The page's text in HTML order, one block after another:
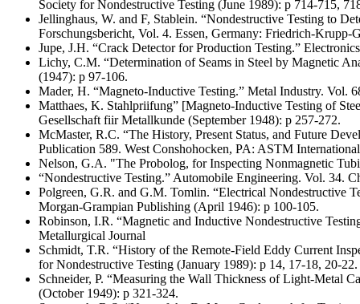
Society for Nondestructive Testing (June 1989): p 714-715,
Jellinghaus, W. and F, Stablein. “Nondestructive Testing to
Forschungsbericht, Vol. 4. Essen, Germany: Friedrich-
Jupe, J.H. “Crack Detector for Production Testing.”
Lichy, C.M. “Determination of Seams in Steel by Magnetic
(1947): p 97-106.
Mader, H. “Magneto-Inductive Testing.” Metal Industry. Vol.
Matthaes, K. Stahlpriifung” [Magneto-Inductive Testing of
Gesellschaft fiir Metallkunde (September 1948): p 257-272.
McMaster, R.C. “The History, Present Status, and Future
Publication 589. West Conshohocken, PA: ASTM
Nelson, G.A. "The Probolog, for Inspecting Nonmagnetic
“Nondestructive Testing.” Automobile Engineering. Vol. 34.
Polgreen, G.R. and G.M. Tomlin. “Electrical Nondestructive
Morgan-Grampian Publishing (April 1946): p 100-105.
Robinson, I.R. “Magnetic and Inductive Nondestructive
Metallurgical Journal
Schmidt, T.R. “History of the Remote-Field Eddy Current
for Nondestructive Testing (January 1989): p 14, 17-18, 20-22.
Schneider, P. “Measuring the Wall Thickness of Light-Metal
(October 1949): p 321-324.